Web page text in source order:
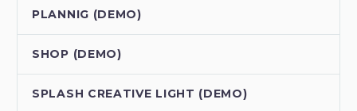
PLANNIG (DEMO)
SHOP (DEMO)
SPLASH CREATIVE LIGHT (DEMO)